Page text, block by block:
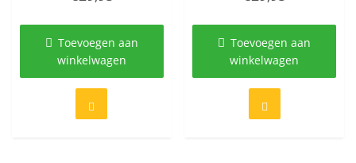
Toevoegen aan
winkelwagen
Toevoegen aan
winkelwagen